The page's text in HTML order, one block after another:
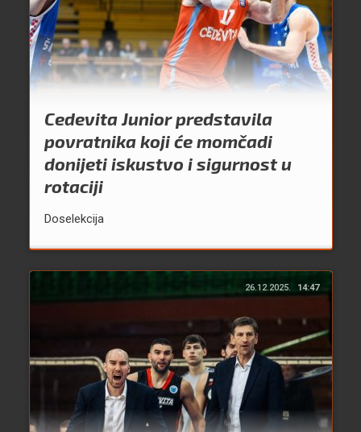
Cedevita Junior predstavila
povratnika koji će momčadi
donijeti iskustvo i sigurnost u
rotaciji
Doselekcija
26.12.2025. 14:47